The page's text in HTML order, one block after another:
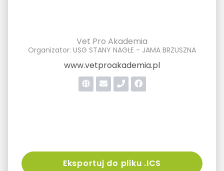
Vet Pro Akademia
Organizator: USG STANY NAGŁE - JAMA BRZUSZNA
www.vetproakademia.pl
Eksportuj do pliku .ICS